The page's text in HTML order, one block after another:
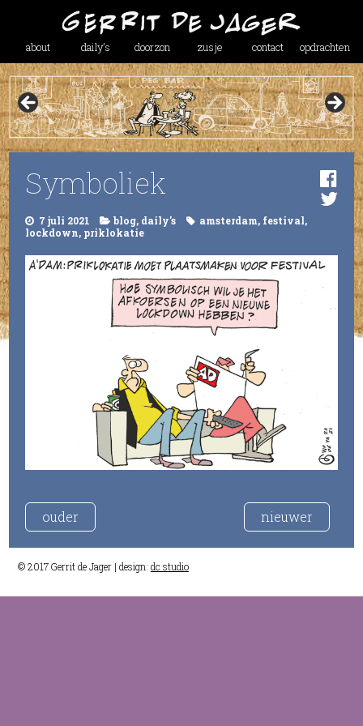
about daily’s doorzon zusje contact opdrachten
Symboliek
7 juli 2021 blog, daily's amsterdam, festival,
lockdown, priklokatie
ouder nieuwer
© 2017 Gerrit de Jager | design: dc studio